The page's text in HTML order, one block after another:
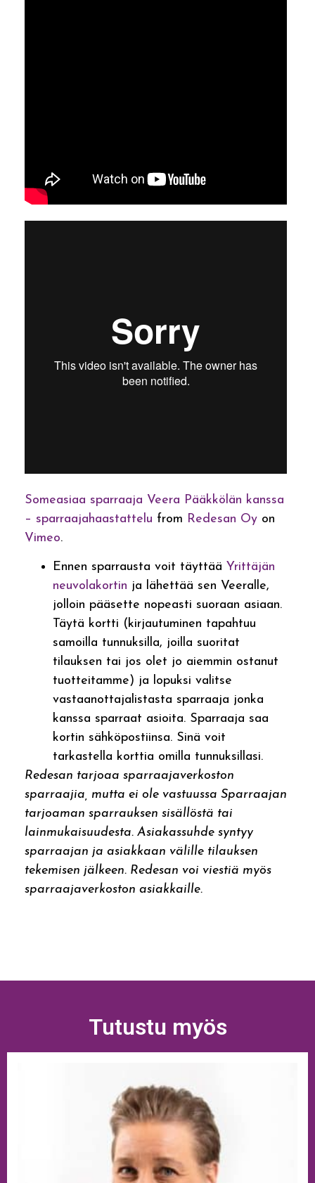
Someasiaa sparraaja Veera Pääkkölän kanssa
– sparraajahaastattelu from Redesan Oy on
Vimeo.
Ennen sparrausta voit täyttää Yrittäjän
neuvolakortin ja lähettää sen Veeralle,
jolloin pääsette nopeasti suoraan asiaan.
Täytä kortti (kirjautuminen tapahtuu
samoilla tunnuksilla, joilla suoritat
tilauksen tai jos olet jo aiemmin ostanut
tuotteitamme) ja lopuksi valitse
vastaanottajalistasta sparraaja jonka
kanssa sparraat asioita. Sparraaja saa
kortin sähköpostiinsa. Sinä voit
tarkastella korttia omilla tunnuksillasi.
Redesan tarjoaa sparraajaverkoston
sparraajia, mutta ei ole vastuussa Sparraajan
tarjoaman sparrauksen sisällöstä tai
lainmukaisuudesta. Asiakassuhde syntyy
sparraajan ja asiakkaan välille tilauksen
tekemisen jälkeen. Redesan voi viestiä myös
sparraajaverkoston asiakkaille.
Tutustu myös